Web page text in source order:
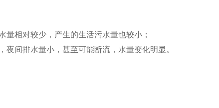
相对较少，产生的生活污水量也较小；
间排水量小，甚至可能断流，水量变化明显。